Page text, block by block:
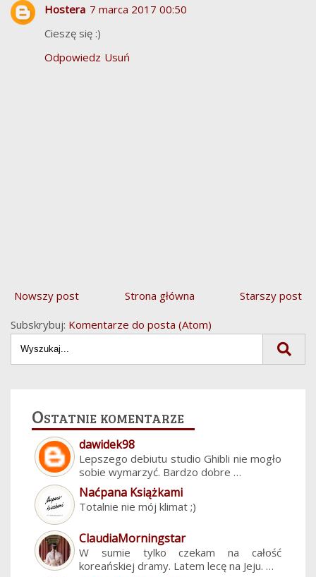
Hostera 7 marca 2017 00:50
Cieszę się :)
Odpowiedz Usuń
Nowszy post Starszy post
Strona główna
Subskrybuj: Komentarze do posta (Atom)
Ostatnie komentarze
dawidek98
Lepszego debiutu studio Ghibli nie mogło
sobie wymarzyć. Bardzo dobre …
Naćpana Książkami
Totalnie nie mój klimat ;)
ClaudiaMorningstar
W sumie tylko czekam na całość
koreańskiej dramy. Latem lecę na Jeju. …